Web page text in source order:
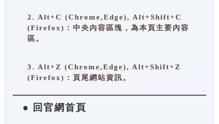
2. Alt+C (Chrome,Edge), Alt+Shift+C
(Firefox)：中央內容區塊，為本頁主要內容
區。
3. Alt+Z (Chrome,Edge), Alt+Shift+Z
(Firefox)：頁尾網站資訊。
● 回官網首頁